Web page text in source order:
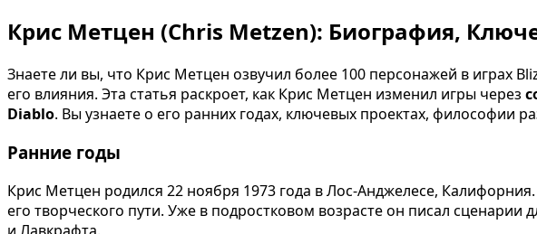
Крис Метцен (Chris Metzen): Биография,
Знаете ли вы, что Крис Метцен озвучил более 100 персонажей в играх
его влияния. Эта статья раскроет, как Крис Метцен изменил игры через
Diablo. Вы узнаете о его ранних годах, ключевых проектах, философии
Ранние годы
Крис Метцен родился 22 ноября 1973 года в Лос-Анджелесе,
его творческого пути. Уже в подростковом возрасте он писал
и Лавкрафта.